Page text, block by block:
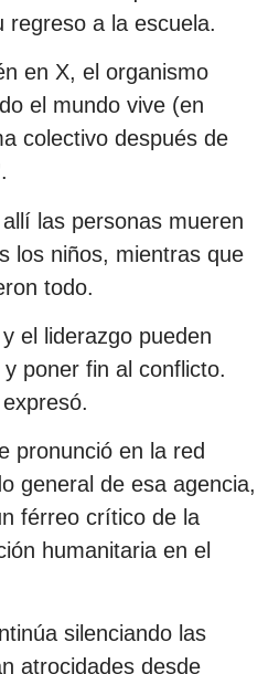
regreso a la escuela.
en X, el organismo
el mundo vive (en
colectivo después de
las personas mueren
los niños, mientras que
todo.
el liderazgo pueden
poner fin al conflicto.
pronunció en la red
general de esa agencia,
férreo crítico de la
humanitaria en el
silenciando las
atrocidades desde